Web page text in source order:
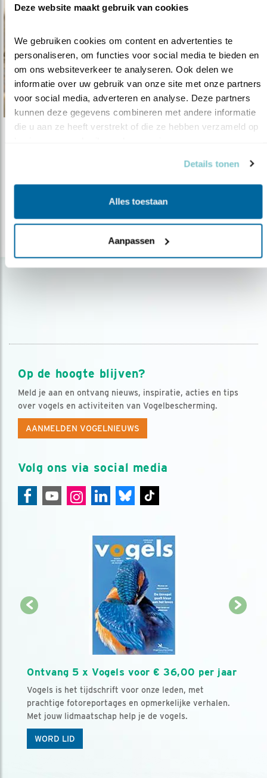
Deze website maakt gebruik van cookies
We gebruiken cookies om content en advertenties te
personaliseren, om functies voor social media te bieden en
om ons websiteverkeer te analyseren. Ook delen we
informatie over uw gebruik van onze site met onze partners
voor social media, adverteren en analyse. Deze partners
kunnen deze gegevens combineren met andere informatie
die u aan ze heeft verstrekt of die ze hebben verzameld op
Details tonen
Alles toestaan
Aanpassen
Op de hoogte blijven?
Meld je aan en ontvang nieuws, inspiratie, acties en tips
over vogels en activiteiten van Vogelbescherming.
AANMELDEN VOGELNIEUWS
Volg ons via social media
Ontvang 5 x Vogels voor € 36,00 per jaar
Vogels is het tijdschrift voor onze leden, met
prachtige fotoreportages en opmerkelijke verhalen.
Met jouw lidmaatschap help je de vogels.
WORD LID